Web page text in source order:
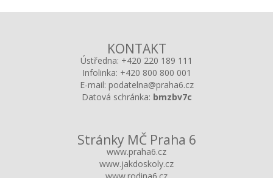
KONTAKT
Ústředna: +420 220 189 111
Infolinka: +420 800 800 001
E-mail: podatelna@praha6.cz
Datová schránka: bmzbv7c
Stránky MČ Praha 6
www.praha6.cz
www.jakdoskoly.cz